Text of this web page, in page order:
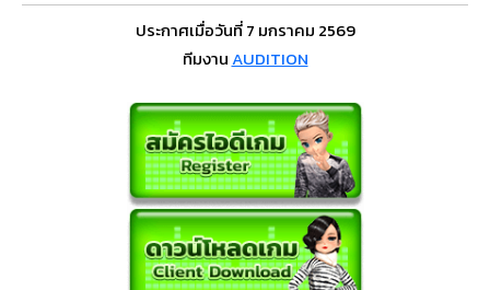
ประกาศเมื่อวันที่ 7 มกราคม 2569
ทีมงานAUDITION